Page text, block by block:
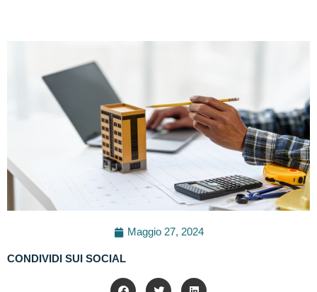
Maggio 27, 2024
CONDIVIDI SUI SOCIAL